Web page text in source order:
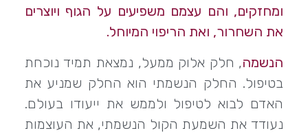
ומחזקים, והם עצמם משפיעים על הגוף ויוצרים
את השחרור, ואת הריפוי המיוחל.
הנשמה, חלק אלוק ממעל, נמצאת תמיד נוכחת
בטיפול. החלק הנשמתי הוא החלק שמניע את
האדם לבוא לטיפול ולממש את ייעודו בעולם.
נעודד את השמעת הקול הנשמתי, את העוצמות